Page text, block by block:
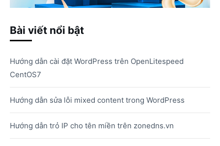
Bài viết nổi bật
Hướng dẫn cài đặt WordPress trên OpenLitespeed
CentOS7
Hướng dẫn sửa lỗi mixed content trong WordPress
Hướng dẫn trỏ IP cho tên miền trên zonedns.vn